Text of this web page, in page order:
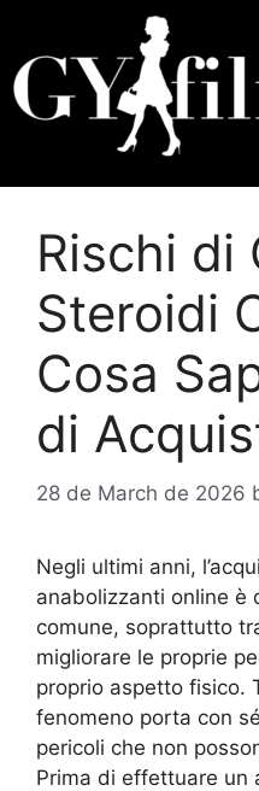
Rischi di
Steroidi
Cosa
di
28 de March de 2026
Negli ultimi anni,
anabolizzanti online è
comune, soprattutto
migliorare le proprie
proprio aspetto fisico.
fenomeno porta con
pericoli che non
Prima di effettuare un